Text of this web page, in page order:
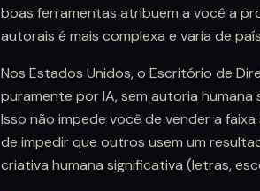
boas ferramentas atribuem a você a
autorais é mais complexa e varia de
Nos Estados Unidos, o Escritório de
puramente por IA, sem autoria
Isso não impede você de vender a
de impedir que outros usem um
criativa humana significativa (letras,